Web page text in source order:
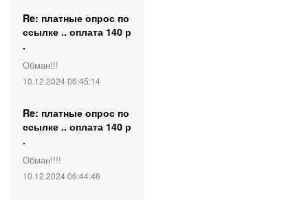
Re: платные опрос по
ссылке .. оплата 140 р
.
Обман!!!
10.12.2024 06:45:14
Re: платные опрос по
ссылке .. оплата 140 р
.
Обман!!!!
10.12.2024 06:44:46